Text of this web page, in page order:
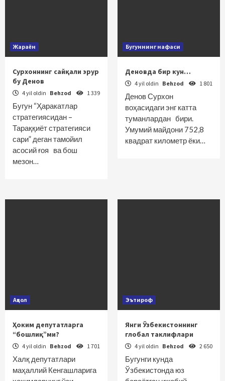
Жараён
Сурхоннинг сайқали эрур
бу Денов
4 yil oldin Behzod 1 339
Бугун “Ҳаракатлар
стратегиясидан –
Тараққиёт стратегияси
сари” деган тамойил
асосий ғоя ва бош
мезон…
Бугуннинг нафаси
Деновда бир кун…
4 yil oldin Behzod 1 801
Денов Сурхон
воҳасидаги энг катта
туманлардан бири.
Умумий майдони 752,8
квадрат километр ёки…
Аҳвол
Ҳоким депутатларга
“бошлиқ”ми?
4 yil oldin Behzod 1 701
Халқ депутатлари
маҳаллий Кенгашларига
Эътироф
Янги Ўзбекистоннинг
глобал таклифлари
4 yil oldin Behzod 2 650
Бугунги кунда
Ўзбекистонда юз